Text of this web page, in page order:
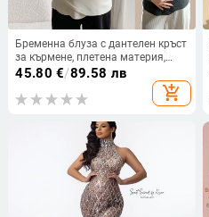
Бременна блуза с дантелен кръст
за кърмене, плетена материя,
прилепнал силует, есен-зима
45.80 €/89.58 лв
add_shopping_cart